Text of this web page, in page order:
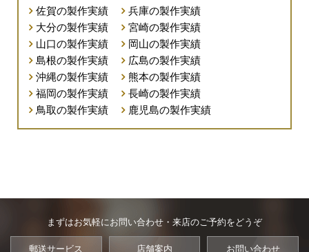
佐賀の製作実績
兵庫の製作実績
大分の製作実績
宮崎の製作実績
山口の製作実績
岡山の製作実績
島根の製作実績
広島の製作実績
沖縄の製作実績
熊本の製作実績
福岡の製作実績
長崎の製作実績
鳥取の製作実績
鹿児島の製作実績
まずはお気軽にお問い合わせ・来店のご予約をどうぞ
郵送サービス 店舗案内 お問い合わせ